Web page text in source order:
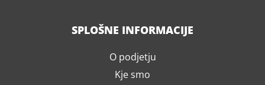
SPLOŠNE INFORMACIJE
O podjetju
Kje smo